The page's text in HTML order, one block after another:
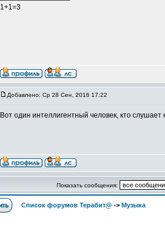
1+1=3
Добавлено: Ср 28 Сен, 2016 17:22
Вот один интеллигентный человек, кто
Показать сообщения:
Список форумов Терабит@ -> Музыка